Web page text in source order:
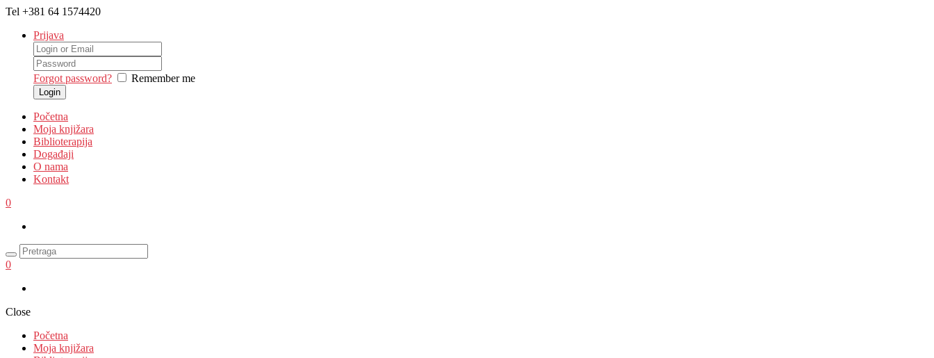
Tel +381 64 1574420
Prijava
Forgot password? Remember me
Početna
Moja knjižara
Biblioterapija
Događaji
O nama
Kontakt
0
0
Close
Početna
Moja knjižara